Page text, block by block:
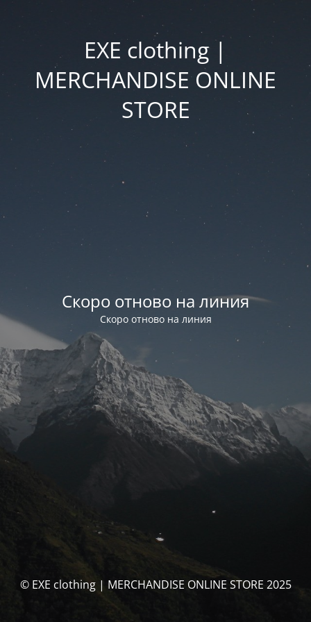
EXE clothing |
MERCHANDISE ONLINE
STORE
Скоро отново на линия
Скоро отново на линия
© EXE clothing | MERCHANDISE ONLINE STORE 2025